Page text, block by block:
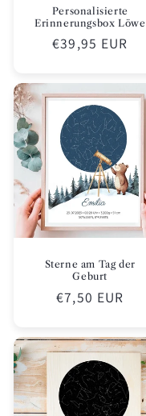
Personalisierte
Erinnerungsbox Löwe
Normaler
€39,95 EUR
Sterne am Tag der
Geburt
Normaler
€7,50 EUR